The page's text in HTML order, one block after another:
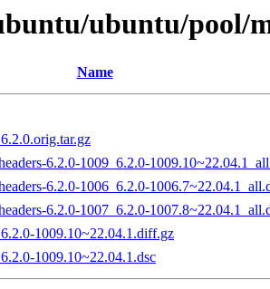
ubuntu/pool/
Name
6.2.0-1009_6.2.0-
6.2.0-1006_6.2.0-
6.2.0-1007_6.2.0-
1009.10~22.04.1.diff.gz
1009.10~22.04.1.dsc